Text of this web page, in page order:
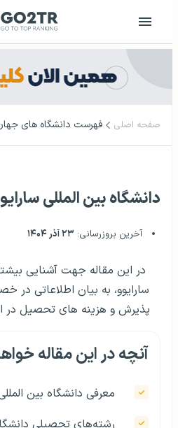
صفحه اصلی فهرست دانشگاه‌ های
دانشگاه بین المللی
آخرین بروزرسانی: ۲۳ آذر ۱۴۰۴
در این مقاله جهت آشنایی
سارایوو، به بیان اطلاعاتی در
پذیرش و هزینه های تحصیل در
آنچه در این مقاله
معرفی دانشگاه بین
رشته‌های تحصیلی